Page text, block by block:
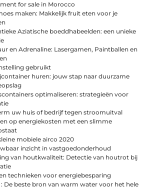
for sale in Morocco
maken: Makkelijk fruit eten voor je
Aziatische boeddhabeelden: een unieke
en Adrenaline: Lasergamen, Paintballen en
gebruikt
huren: jouw stap naar duurzame
optimaliseren: strategieën voor
uw huis of bedrijf tegen stroomuitval
op energiekosten met een slimme
mobiele airco 2020
inzicht in vastgoedonderhoud
van houtkwaliteit: Detectie van houtrot bij
technieken voor energiebesparing
: De beste bron van warm water voor het hele